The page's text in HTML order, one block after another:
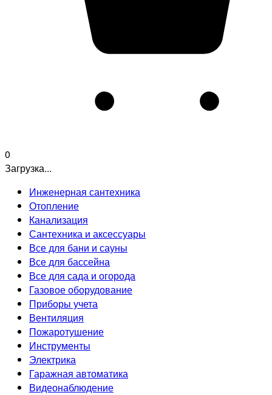
0
Загрузка...
Инженерная сантехника
Отопление
Канализация
Сантехника и аксессуары
Все для бани и сауны
Все для бассейна
Все для сада и огорода
Газовое оборудование
Приборы учета
Вентиляция
Пожаротушение
Инструменты
Электрика
Гаражная автоматика
Видеонаблюдение